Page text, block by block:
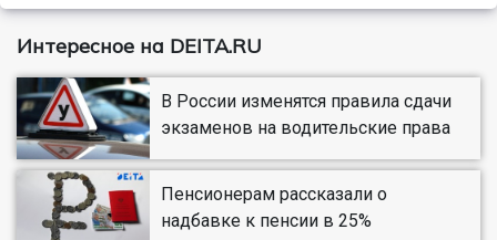
Интересное на DEITA.RU
В России изменятся правила сдачи
экзаменов на водительские права
Пенсионерам рассказали о
надбавке к пенсии в 25%